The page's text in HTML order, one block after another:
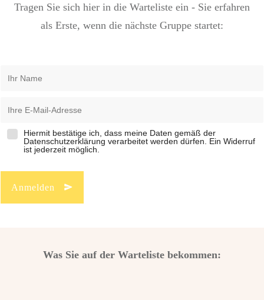
Tragen Sie sich hier in die Warteliste ein - Sie erfahren
als Erste, wenn die nächste Gruppe startet:
Hiermit bestätige ich, dass meine Daten gemäß der
Datenschutzerklärung verarbeitet werden dürfen. Ein Widerruf
ist jederzeit möglich.
Anmelden
Was Sie auf der Warteliste bekommen: